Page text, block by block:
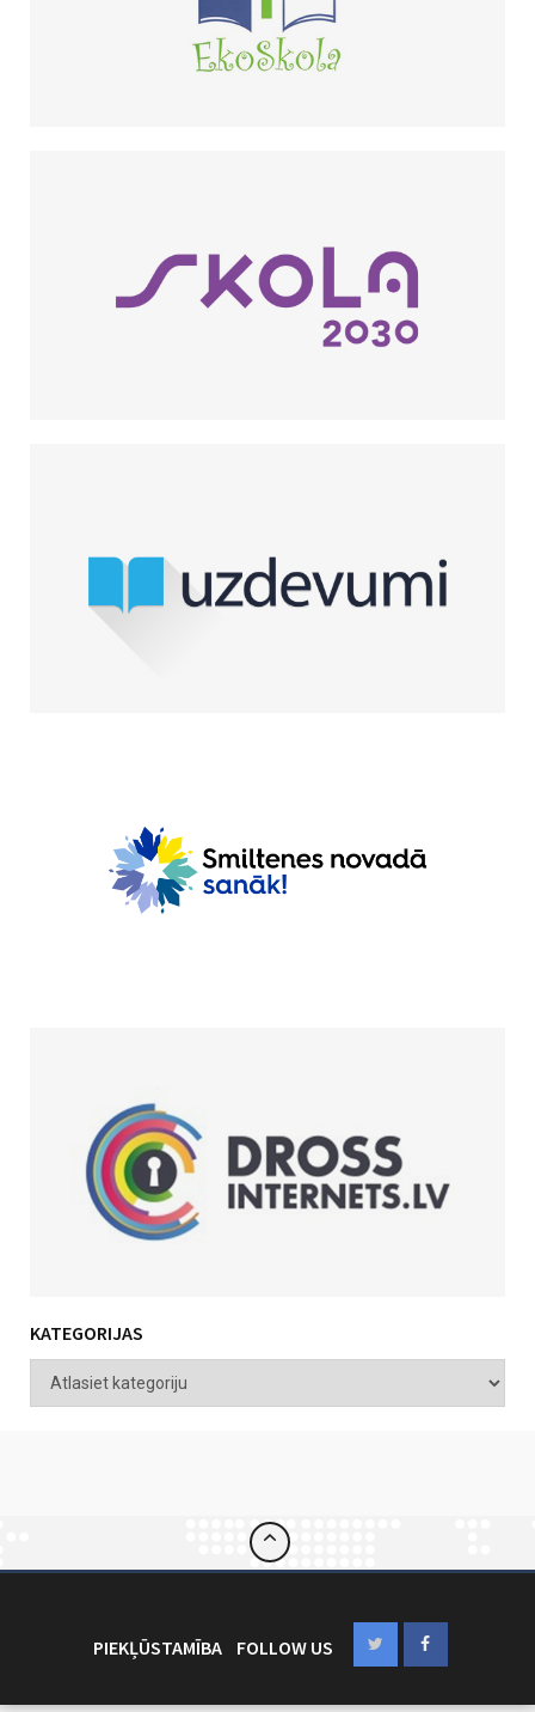
KATEGORIJAS
PIEKĻŪSTAMĪBA FOLLOW US